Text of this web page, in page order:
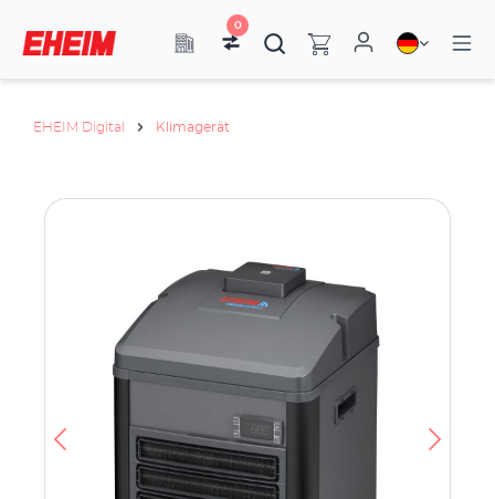
0
EHEIM Digital Klimagerät